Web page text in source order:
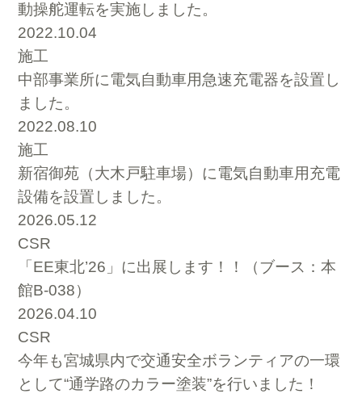
動操舵運転を実施しました。
2022.10.04
施工
中部事業所に電気自動車用急速充電器を設置し
ました。
2022.08.10
施工
新宿御苑（大木戸駐車場）に電気自動車用充電
設備を設置しました。
2026.05.12
CSR
「EE東北’26」に出展します！！（ブース：本
館B-038）
2026.04.10
CSR
今年も宮城県内で交通安全ボランティアの一環
として“通学路のカラー塗装”を行いました！